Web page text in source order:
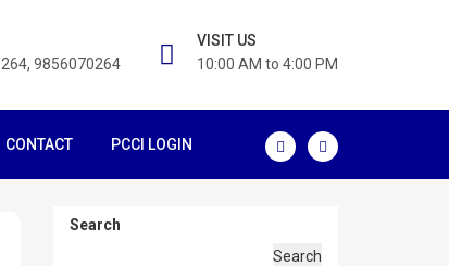
9856070264
VISIT US
10:00 AM to 4:00 PM
CONTACT PCCI LOGIN
Search
Search